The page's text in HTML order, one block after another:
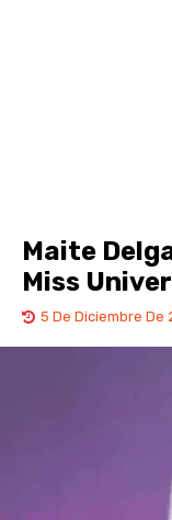
Maite
Miss
5 De Diciembre De